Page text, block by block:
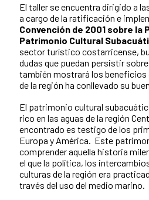
El taller se encuentra dirigido a
a cargo de la ratificación e
Convención de 2001 sobre la
Patrimonio Cultural
sector turístico costarricense,
dudas que puedan persistir
también mostrará los
de la región ha conllevado su
El patrimonio cultural
rico en las aguas de la región
encontrado es testigo de los
Europa y América. Este
comprender aquella historia
el que la política, los
culturas de la región era
través del uso del medio marino.